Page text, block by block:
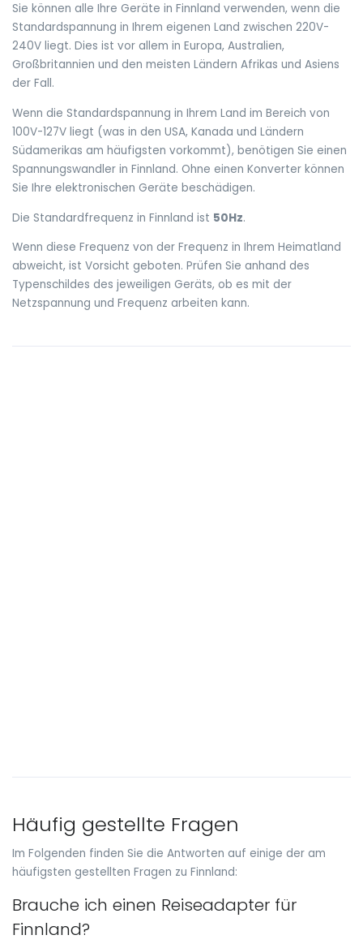
Sie können alle Ihre Geräte in Finnland verwenden, wenn die
Standardspannung in Ihrem eigenen Land zwischen 220V-
240V liegt. Dies ist vor allem in Europa, Australien,
Großbritannien und den meisten Ländern Afrikas und Asiens
der Fall.
Wenn die Standardspannung in Ihrem Land im Bereich von
100V-127V liegt (was in den USA, Kanada und Ländern
Südamerikas am häufigsten vorkommt), benötigen Sie einen
Spannungswandler in Finnland. Ohne einen Konverter können
Sie Ihre elektronischen Geräte beschädigen.
Die Standardfrequenz in Finnland ist 50Hz.
Wenn diese Frequenz von der Frequenz in Ihrem Heimatland
abweicht, ist Vorsicht geboten. Prüfen Sie anhand des
Typenschildes des jeweiligen Geräts, ob es mit der
Netzspannung und Frequenz arbeiten kann.
Häufig gestellte Fragen
Im Folgenden finden Sie die Antworten auf einige der am
häufigsten gestellten Fragen zu Finnland:
Brauche ich einen Reiseadapter für
Finnland?